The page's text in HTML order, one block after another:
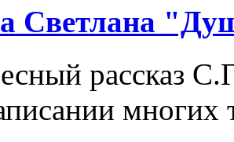
Светлана
рассказ
многих